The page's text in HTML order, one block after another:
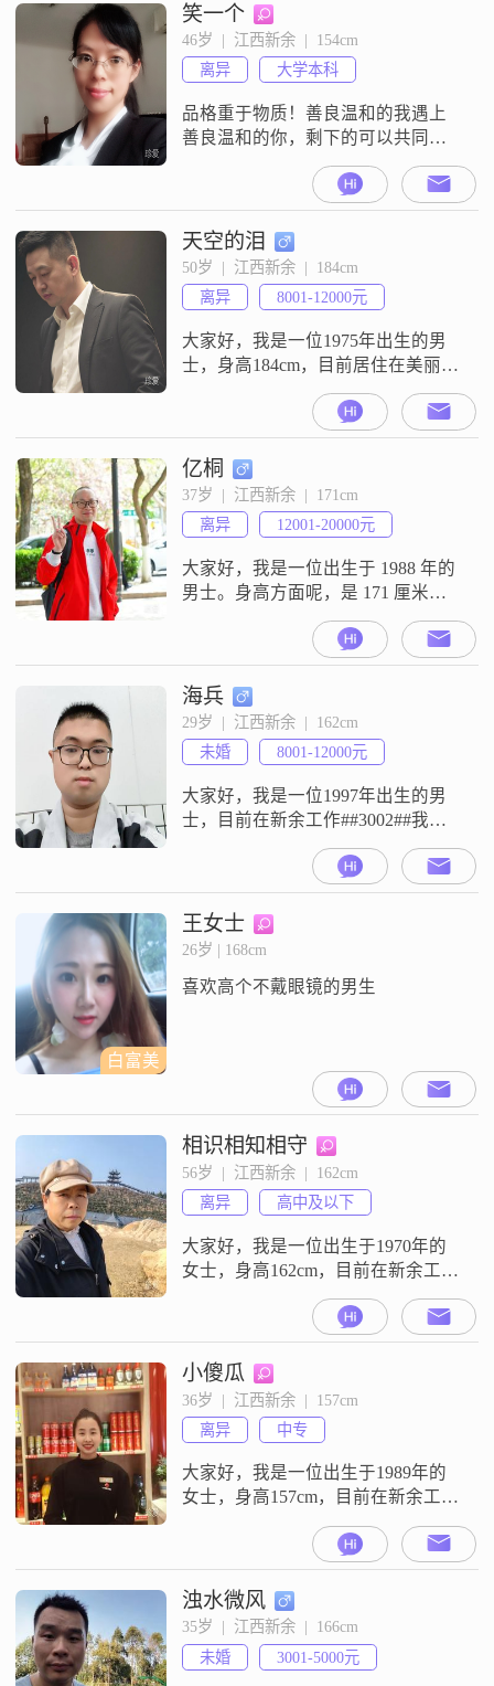
笑一个
46岁  |  江西新余  |  154cm
离异
大学本科
品格重于物质！善良温和的我遇上
善良温和的你，剩下的可以共同努
力完成！本人在国企检测部门工
作。对另一半要求：健康，善良，
有修养，有责任，有住房，大专以
上文化。性格急躁脾气大勿扰！
天空的泪
50岁  |  江西新余  |  184cm
离异
8001-12000元
大家好，我是一位1975年出生的男
士，身高184cm，目前居住在美丽的
武汉。我的月收入在8001到12000元
之间，虽然不是特别高，但足以让
我过上稳定而舒适的生活。我拥有
大专学历，在工作中我一直保持着
稳重可靠的态度，努力追求事业上
的成功。性格方面，我自认为乐观
积极，成熟稳重，随和易相处。我
相信真诚是人与人之间最重要的桥
亿桐
37岁  |  江西新余  |  171cm
离异
12001-20000元
大家好，我是一位出生于 1988 年的
男士。身高方面呢，是 171 厘米。
我在新余工作，收入嘛，在 12001
元到 20000 元这个范围。学历是专
科。我觉得自己最大的特点就是真
诚可靠。无论是对待家人还是朋
友，我都始终秉持着一颗真心，从
不说谎骗人。而且我有着很强的责
任感，不管是工作还是生活中的事
情，只要交给我，我就一
海兵
29岁  |  江西新余  |  162cm
未婚
8001-12000元
大家好，我是一位1997年出生的男
士，目前在新余工作##3002##我的
身高是159cm，虽然不算特别高，但
我相信身高并不是衡量一个人的全
部标准##3002##我在工作中表现稳
定，月收入在8001到12000元之间，
能够承担起自己的生活责任
和工作中我一直保持着认真负责的
白富美
王女士
26岁 | 168cm
喜欢高个不戴眼镜的男生
相识相知相守
56岁  |  江西新余  |  162cm
离异
高中及以下
大家好，我是一位出生于1970年的
女士，身高162cm，目前在新余工
作，月收入在3001到5000元之间
##3002##我的学历是高中及以下，
但我认为学历并不是衡量一个人的
全部标准##3002##我性格善解人
意，温柔体贴，随和易相处
##3002##我认为家庭是最重要的，
我愿意把家庭放在第一位，追求简
单而幸福的家庭生活#
小傻瓜
36岁  |  江西新余  |  157cm
离异
中专
大家好，我是一位出生于1989年的
女士，身高157cm，目前在新余工作
##3002##我的月收入在5001到8000
元之间，学历是中专##3002##我性
格温柔体贴，总是希望能给身边的
人带来温暖和关怀##3002##在与人
相处时，我真诚可靠，从不隐瞒自
己的想法和感受，我认为真诚是建
立良好关系的基础##3002##我也是
浊水微风
35岁  |  江西新余  |  166cm
未婚
3001-5000元